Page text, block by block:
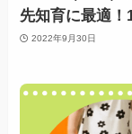
先知育に最適
2022年9月30日